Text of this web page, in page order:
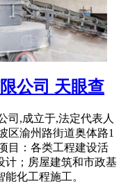
公司 天眼查
司,成立于,法定代表人
区渝州路街道奥体路1
目：各类工程建设活
计；房屋建筑和市政基
化工程施工。